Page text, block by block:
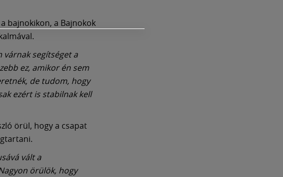
bajnokikon, a Bajnokok
várnak segítséget a
ez, amikor én sem
de tudom, hogy
ezért is stabilnak kell
örül, hogy a csapat
vált a
örülök, hogy